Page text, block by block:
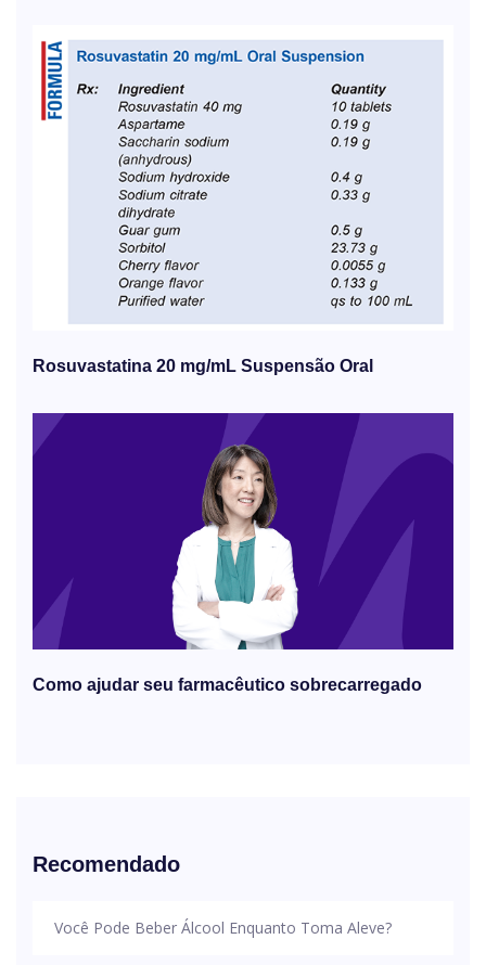
Rosuvastatina 20 mg/mL Suspensão Oral
Como ajudar seu farmacêutico sobrecarregado
Recomendado
Você Pode Beber Álcool Enquanto Toma Aleve?